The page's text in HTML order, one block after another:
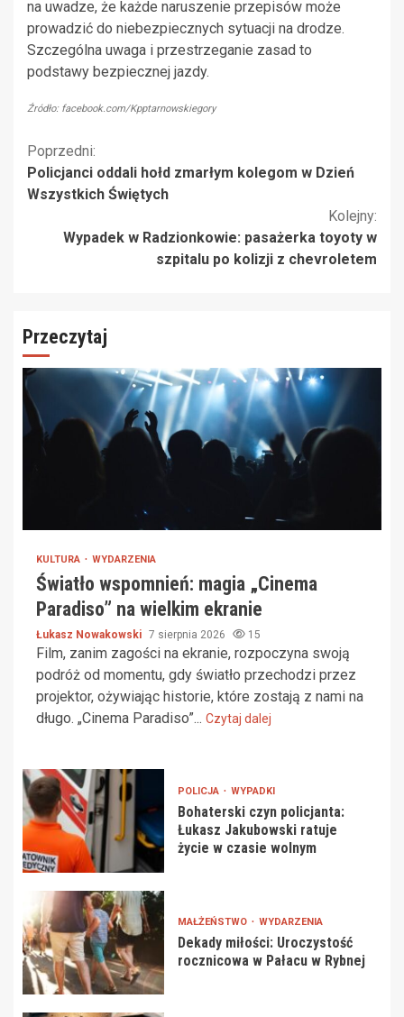
na uwadze, że każde naruszenie przepisów może
prowadzić do niebezpiecznych sytuacji na drodze.
Szczególna uwaga i przestrzeganie zasad to
podstawy bezpiecznej jazdy.
Źródło: facebook.com/Kpptarnowskiegory
Kontynuuj
czytanie
Poprzedni:
Policjanci oddali hołd zmarłym kolegom w Dzień
Wszystkich Świętych
Kolejny:
Wypadek w Radzionkowie: pasażerka toyoty w
szpitalu po kolizji z chevroletem
Przeczytaj
KULTURA WYDARZENIA
Światło wspomnień: magia „Cinema
Paradiso” na wielkim ekranie
Łukasz Nowakowski 7 sierpnia 2026 15
Film, zanim zagości na ekranie, rozpoczyna swoją
podróż od momentu, gdy światło przechodzi przez
projektor, ożywiając historie, które zostają z nami na
długo. „Cinema Paradiso”... Czytaj dalej
POLICJA WYPADKI
Bohaterski czyn policjanta:
Łukasz Jakubowski ratuje
życie w czasie wolnym
MAŁŻEŃSTWO WYDARZENIA
Dekady miłości: Uroczystość
rocznicowa w Pałacu w Rybnej